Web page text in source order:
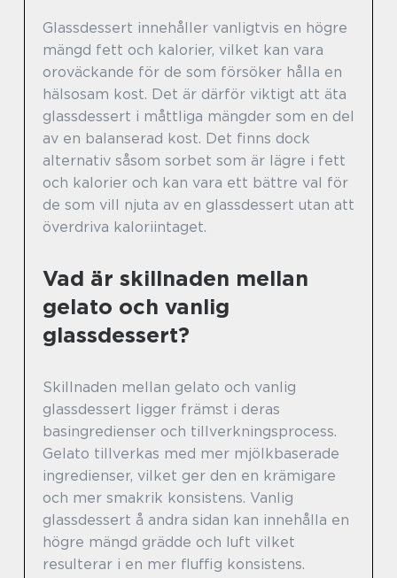
Glassdessert innehåller vanligtvis en högre
mängd fett och kalorier, vilket kan vara
oroväckande för de som försöker hålla en
hälsosam kost. Det är därför viktigt att äta
glassdessert i måttliga mängder som en del
av en balanserad kost. Det finns dock
alternativ såsom sorbet som är lägre i fett
och kalorier och kan vara ett bättre val för
de som vill njuta av en glassdessert utan att
överdriva kaloriintaget.
Vad är skillnaden mellan
gelato och vanlig
glassdessert?
Skillnaden mellan gelato och vanlig
glassdessert ligger främst i deras
basingredienser och tillverkningsprocess.
Gelato tillverkas med mer mjölkbaserade
ingredienser, vilket ger den en krämigare
och mer smakrik konsistens. Vanlig
glassdessert å andra sidan kan innehålla en
högre mängd grädde och luft vilket
resulterar i en mer fluffig konsistens.